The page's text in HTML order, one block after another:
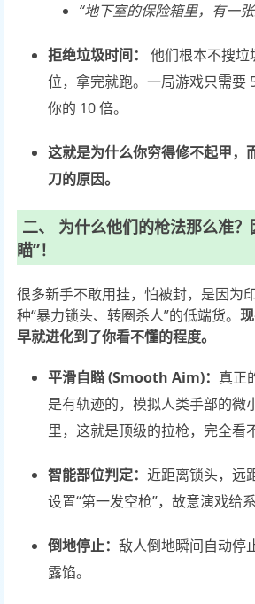
“地下室的保险箱里，有一
拒绝垃圾时间：
他们根本不搜垃
位，拿完就跑。一局游戏只需要
你的 10 倍。
这就是为什么你穷得修不起甲，
刀的原因。
二、 为什么他们的枪法那么准？
瞄”！
很多新手不敢用挂，怕被封，是因为
种“暴力锁头、转圈杀人”的低端货。
早就进化到了你看不懂的程度。
平滑自瞄 (Smooth Aim)： 真正
是有轨迹的，模拟人类手部的微
里，这就是顶级的拉枪，完全看
智能部位判定：近距离锁头，远
设置“第一发空枪”，故意演戏给系
倒地停止：敌人倒地瞬间自动停
露馅。